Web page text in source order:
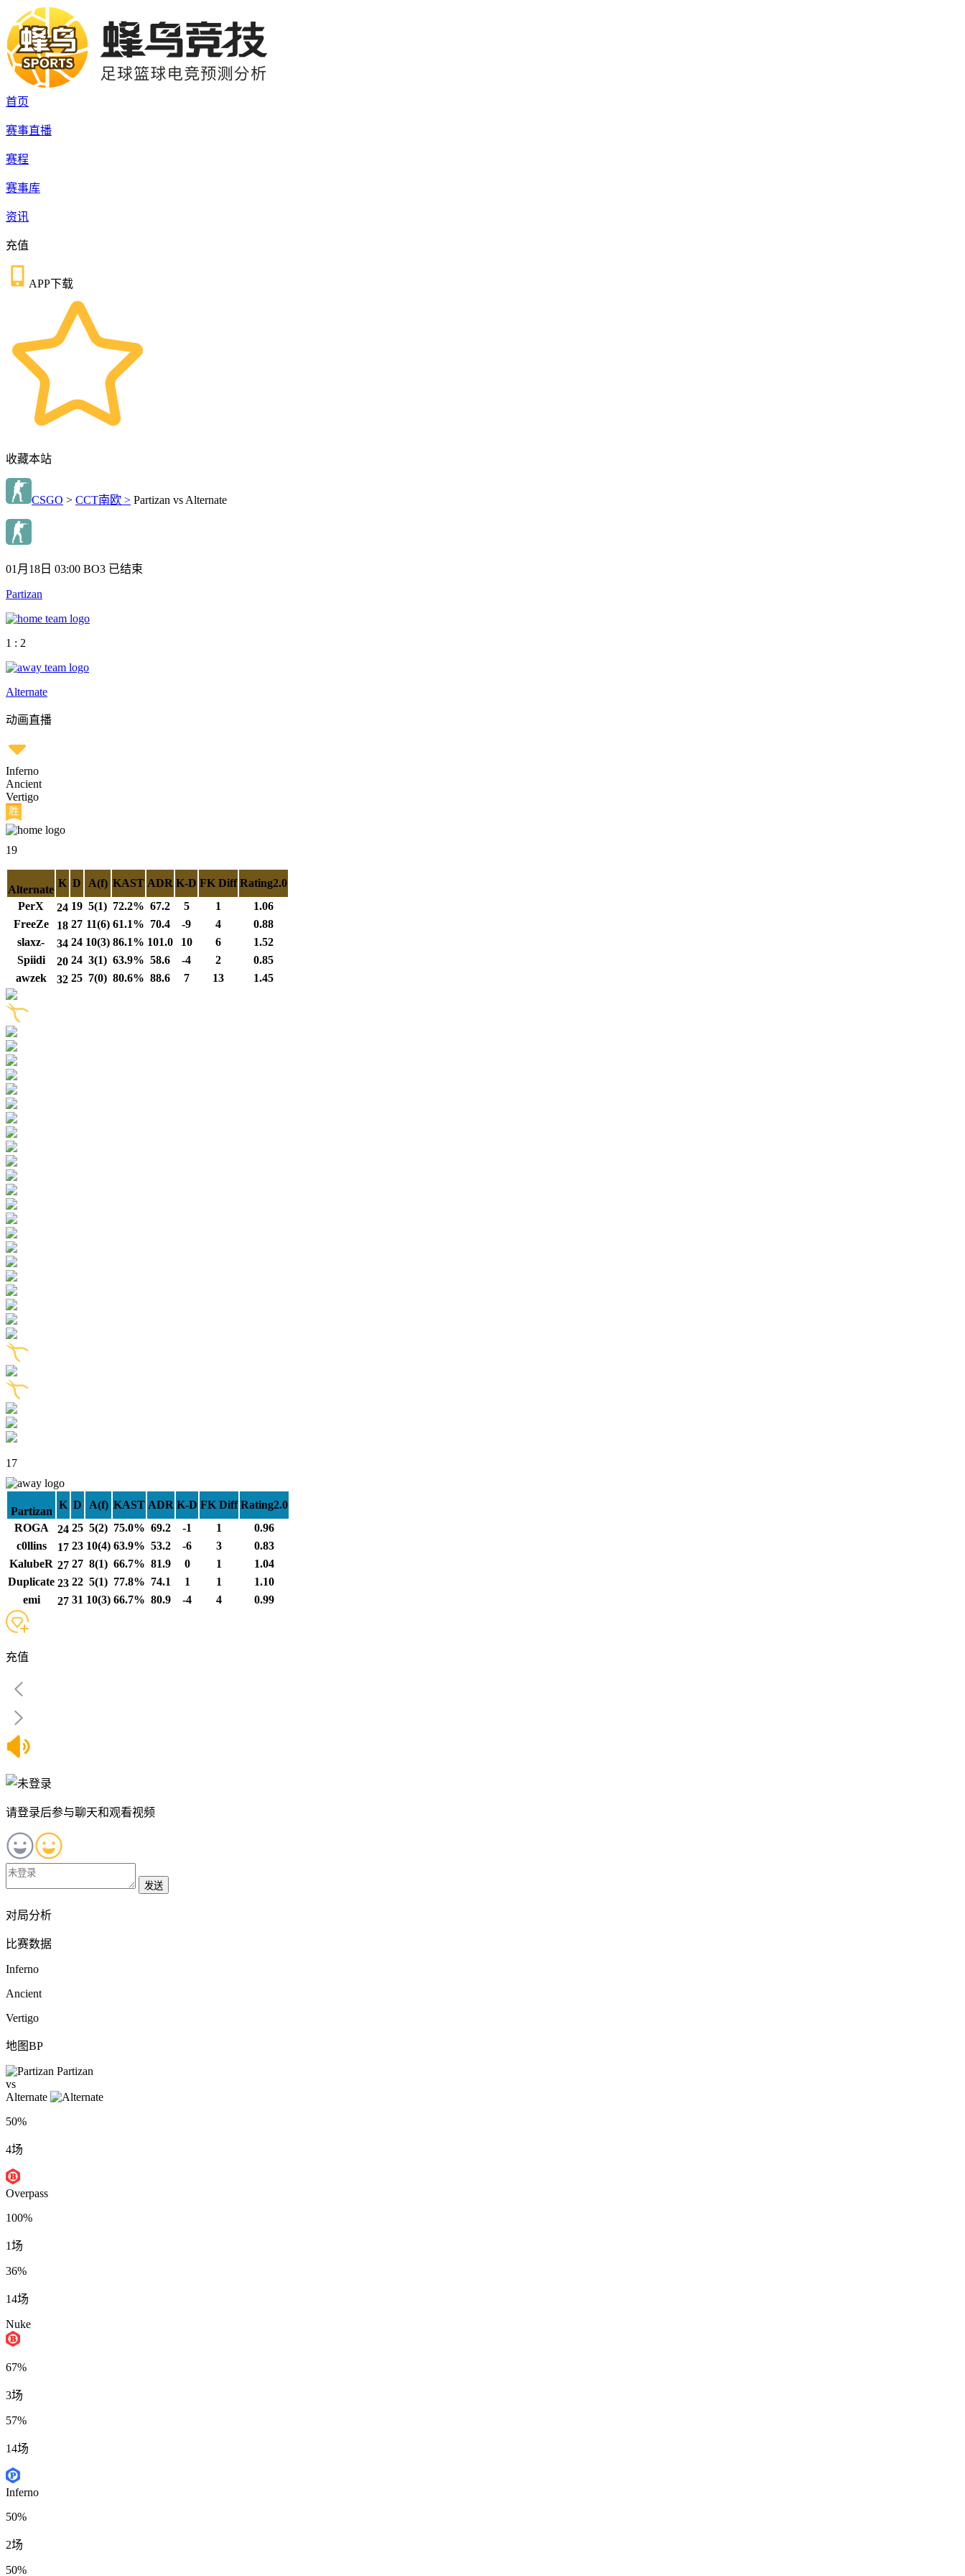
首页
赛事直播
赛程
赛事库
资讯
充值
APP下载
收藏本站
CSGO > CCT南欧 > Partizan vs Alternate
01月18日 03:00 BO3 已结束
Partizan
1 : 2
Alternate
动画直播
Inferno
Ancient
Vertigo
19
Alternate
K D A(f) KAST ADR K-D FK Diff Rating2.0
PerX
24 19 5(1) 72.2% 67.2 5 1
1.06
FreeZe
18 27 11(6) 61.1% 70.4 -9 4
0.88
slaxz-
34 24 10(3) 86.1% 101.0 10 6
1.52
Spiidi
20 24 3(1) 63.9% 58.6 -4 2
0.85
awzek
32 25 7(0) 80.6% 88.6 7 13 1.45
17
Partizan
K D A(f) KAST ADR K-D FK Diff Rating2.0
ROGA
24 25 5(2) 75.0% 69.2 -1 1
0.96
c0llins
17 23 10(4) 63.9% 53.2 -6 3
0.83
KalubeR 27 27 8(1) 66.7% 81.9 0 1
1.04
Duplicate 23 22 5(1) 77.8% 74.1 1 1
1.10
emi
27 31 10(3) 66.7% 80.9 -4 4 0.99
充值
请登录后参与聊天和观看视频
发送
对局分析
比赛数据
Inferno
Ancient
Vertigo
地图BP
Partizan
vs
Alternate
50%
4场
Overpass
100%
1场
36%
14场
Nuke
67%
3场
57%
14场
Inferno
50%
2场
50%